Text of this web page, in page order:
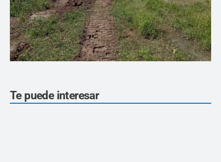
Te puede interesar